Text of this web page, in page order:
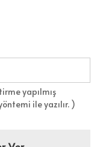
yapılmış
ile yazılır. )